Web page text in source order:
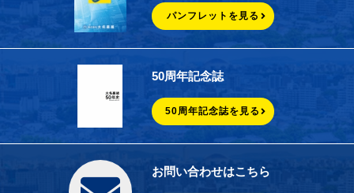
パンフレットを見る
50周年記念誌
50周年記念誌を見る
お問い合わせはこちら